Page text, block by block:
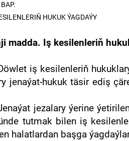
BAP.
HUKUK ÝAGDAÝY
madda. Iş kesilenleriň
iş kesilenleriň
jenaýat-hukuk täsir ediş
jezalary ýerine
tutmak bilen iş
halatlardan başga